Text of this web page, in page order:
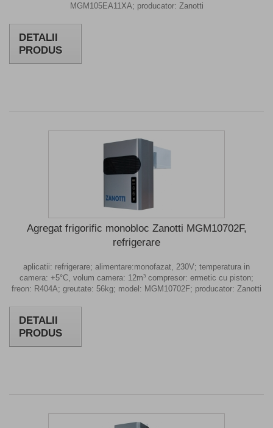
MGM105EA11XA; producator: Zanotti
DETALII
PRODUS
Agregat frigorific monobloc Zanotti MGM10702F,
refrigerare
aplicatii: refrigerare; alimentare:monofazat, 230V; temperatura in
camera: +5°C, volum camera: 12m³ compresor: ermetic cu piston;
freon: R404A; greutate: 56kg; model: MGM10702F; producator: Zanotti
DETALII
PRODUS